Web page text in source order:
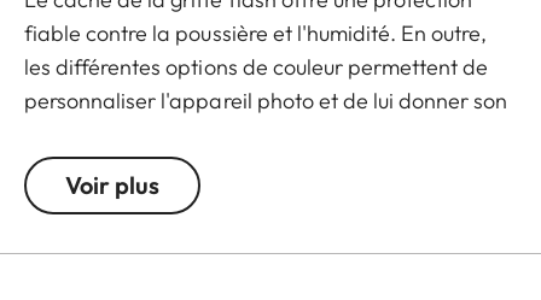
fiable contre la poussière et l'humidité. En outre,
les différentes options de couleur permettent de
personnaliser l'appareil photo et de lui donner son
Les accessoires du Leica Q3 se déclinent dans
Voir plus